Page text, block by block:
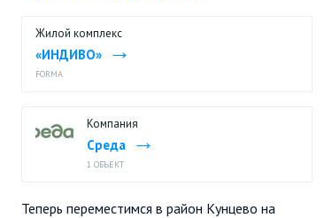
Жилой комплекс
«ИНДИВО»
FORMA
Компания
Среда
1 ОБЪЕКТ
Теперь переместимся в район Кунцево на